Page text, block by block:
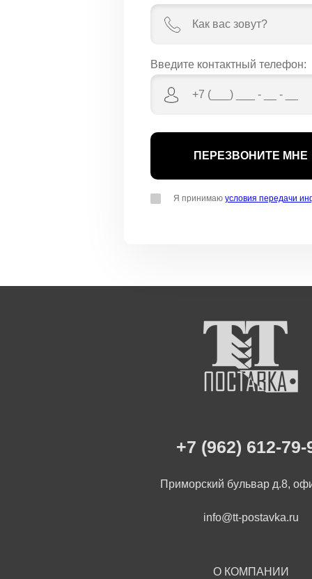
Введите контактный телефон:
Я принимаю условия передачи
+7 (962) 612-79-
Приморский бульвар д.8,
info@tt-postavka.ru
О КОМПАНИИ